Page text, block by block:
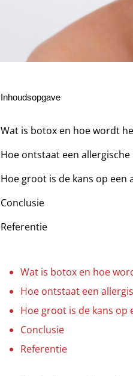
Inhoudsopgave
Wat is botox en hoe wordt
Hoe ontstaat een
Hoe groot is de kans op een
Conclusie
Referentie
Wat is botox en hoe
Hoe ontstaat een
Hoe groot is de kans op
Conclusie
Referentie